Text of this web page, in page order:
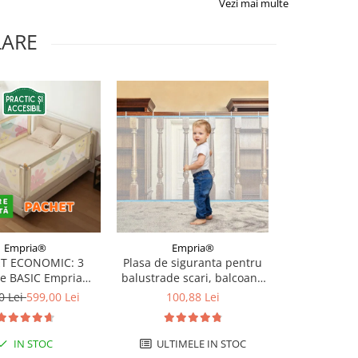
Vezi mai multe
Empria®
ECONOMIC: 3
BASIC Empria
pat 180X200 cm +
Lei599,00 Lei
IN STOC
Empria®
Plasa de siguranta pentru
balustrade scari, balcoane
si terase, 300 x 78 cm, alb
100,88 Lei
ULTIMELE IN STOC